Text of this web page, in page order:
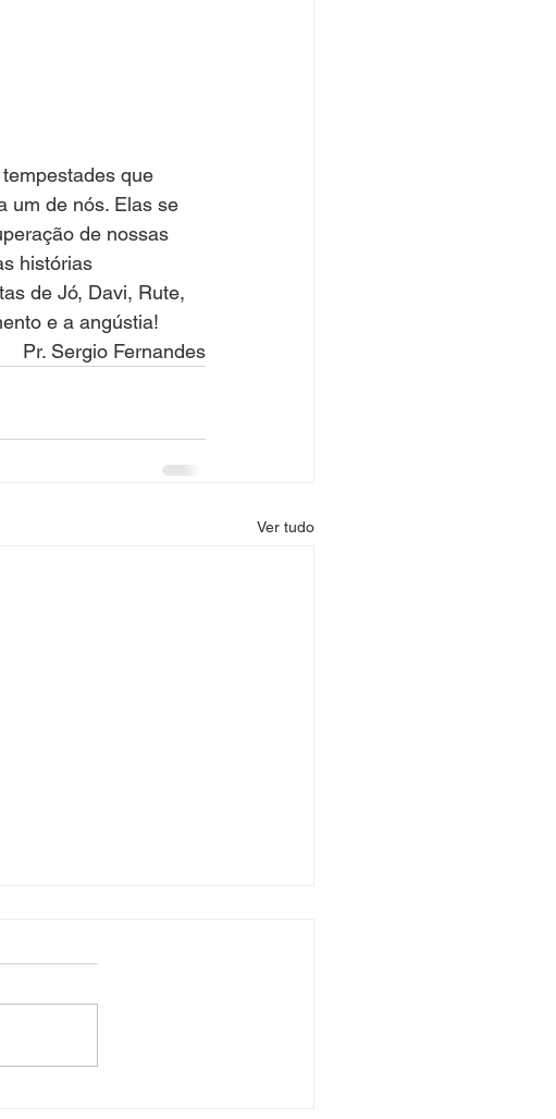
que
um de nós. Elas se
de nossas
histórias
de Jó, Davi, Rute,
e a angústia!
Pr. Sergio Fernandes
Ver tudo
Refletindo